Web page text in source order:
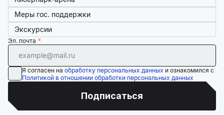
Меры гос. поддержки
Экскурсии
Эл. почта
Я согласен на обработку персональных данных и ознакомился с
Политикой в отношении обработки персональных данных
Подписаться